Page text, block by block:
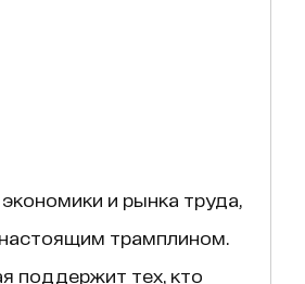
и рынка труда,
трамплином.
поддержит тех, кто